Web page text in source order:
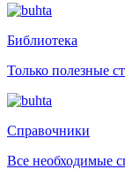
Библиотека
Только полезные
Справочники
Все необходимые